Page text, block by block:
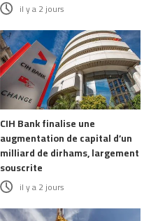
il y a 2 jours
CIH Bank finalise une
augmentation de capital d’un
milliard de dirhams, largement
souscrite
il y a 2 jours